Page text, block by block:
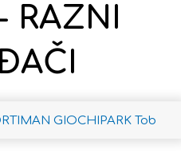
RAZNI
GIOCHIPARK